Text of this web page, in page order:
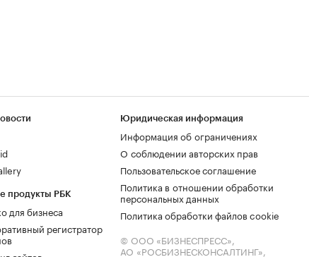
продукты РБК
для бизнеса
регистратор
Юридическая информация
Информация об ограничениях
О соблюдении авторских прав
Пользовательское соглашение
Политика в отношении обработки
персональных данных
Политика обработки файлов cookie
© ООО «БИЗНЕСПРЕСС»,
АО «РОСБИЗНЕСКОНСАЛТИНГ»,